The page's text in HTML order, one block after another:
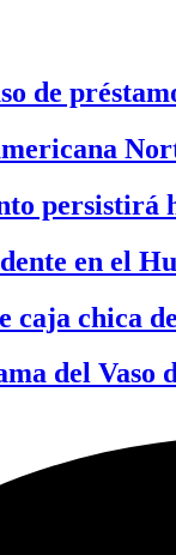
de
persistirá
en el
chica
del Vaso